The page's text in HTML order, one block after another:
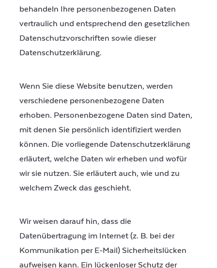
behandeln Ihre personenbezogenen Daten
vertraulich und entsprechend den gesetzlichen
Datenschutzvorschriften sowie dieser
Datenschutzerklärung.
Wenn Sie diese Website benutzen, werden
verschiedene personenbezogene Daten
erhoben. Personenbezogene Daten sind Daten,
mit denen Sie persönlich identifiziert werden
können. Die vorliegende Datenschutzerklärung
erläutert, welche Daten wir erheben und wofür
wir sie nutzen. Sie erläutert auch, wie und zu
welchem Zweck das geschieht.
Wir weisen darauf hin, dass die
Datenübertragung im Internet (z. B. bei der
Kommunikation per E-Mail) Sicherheitslücken
aufweisen kann. Ein lückenloser Schutz der